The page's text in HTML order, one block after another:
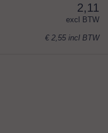
2,11
excl BTW
€ 2,55 incl BTW